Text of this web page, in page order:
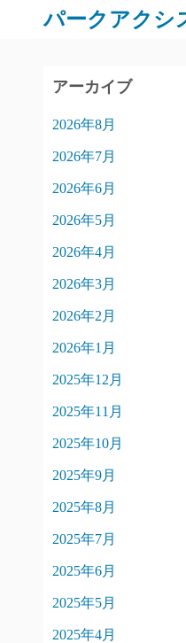
パークアクシ
アーカイブ
2026年8月
2026年7月
2026年6月
2026年5月
2026年4月
2026年3月
2026年2月
2026年1月
2025年12月
2025年11月
2025年10月
2025年9月
2025年8月
2025年7月
2025年6月
2025年5月
2025年4月